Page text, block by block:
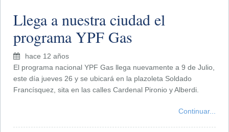
Llega a nuestra ciudad el
programa YPF Gas
hace 12 años
El programa nacional YPF Gas llega nuevamente a 9 de Julio,
este día jueves 26 y se ubicará en la plazoleta Soldado
Francísquez, sita en las calles Cardenal Pironio y Alberdi.
Continuar...